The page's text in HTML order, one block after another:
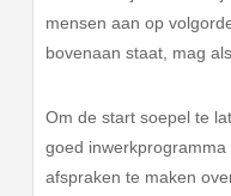
mensen aan op
bovenaan staat, mag
Om de start soepel te
goed
afspraken te maken